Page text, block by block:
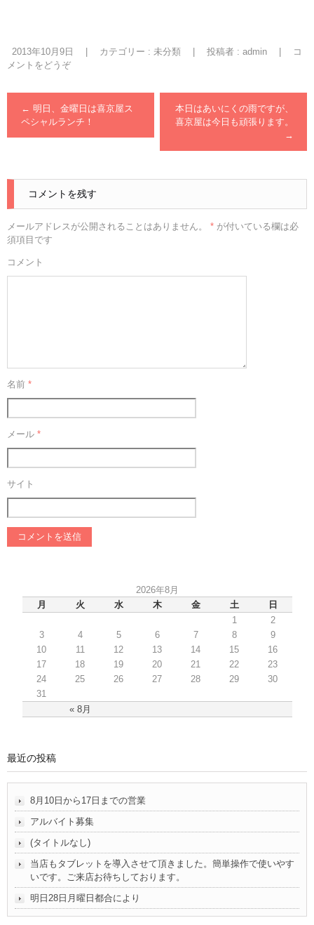
2013年10月9日 カテゴリー : 未分類 投稿者 : admin
コ
メントをどうぞ
← 明日、金曜日は喜京屋ス
ペシャルランチ！
本日はあいにくの雨ですが、
喜京屋は今日も頑張ります。
→
コメントを残す
メールアドレスが公開されることはありません。 * が付いている欄は必
須項目です
コメント
名前 *
メール *
サイト
2026年8月
月
火 水 木 金 土 日
« 8月
1
2
3
4 5 6 7 8
9
10
11 12 13 14 15
16
17
18 19 20 21 22
23
24
25 26 27 28 29
30
31
最近の投稿
8月10日から17日までの営業
アルバイト募集
(タイトルなし)
当店もタブレットを導入させて頂きました。簡単操作で使いやす
いです。ご来店お待ちしております。
明日28日月曜日都合により